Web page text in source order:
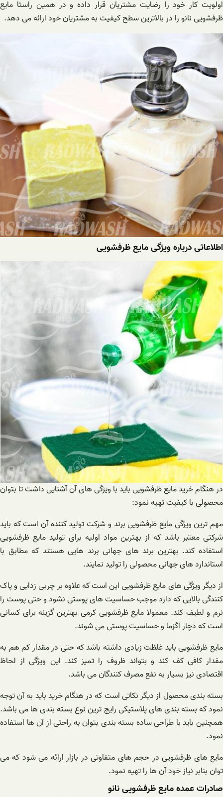
اولویت کار خود را رضایت مشتریان قرار داده و در همین راستا مایع
ظرفشویی نانو را در بالاترین سطح کیفیت به مشتریان خود ارائه می دهد.
اطلاعاتی درباره ویژگی مایع ظرفشویی
در هنگام خرید مایع ظرفشویی باید با ویژگی های آن آشنایی داشت تا بتوان
محصولی با کیفیت تهیه نمود:
مهم ترین ویژگی مایع ظرفشویی برند و شرکت تولید کننده آن است که باید
شرکتی معتبر باشد که از بهترین مواد اولیه برای تولید مایع ظرفشویی
استفاده کند. بهترین برند های جهانی برند هایی هستند که مطابق با
استاندارد های جهانی محصولی را تولید نمایند.
از دیگر ویژگی های مایع ظرفشویی این است که علاوه بر چربی زدایی و پاک
کنندگی بالایی که دارد موجب حساسیت های پوستی نشود و حتی پوست را
نرم و لطیف کند. معمولا مایع ظرفشویی کرمی بهترین گزینه برای کسانی
است که دچار اگزما و حساسیت پوستی می شوند.
مایع ظرفشویی باید غلظت زیادی داشته باشد که حتی در مقدار کم هم به
مقدار کافی کف کند و بتواند ظروف را تمیز کند. این ویژگی از لحاظ
اقتصادی نیز بسیار به نفع مصرف کنندگان می باشد.
بسته بندی محصول از دیگر نکاتی است که در هنگام خرید باید به آن توجه
نمود که بسته بندی های پلاستیکی رایج ترین نوع بسته بندی ها می باشد.
همچنین باید با طراحی ساده بسته بندی بتوان به راحتی از آن ها استفاده
نمود.
مایع های ظرفشویی در حجم های متفاوتی در بازار ارائه می شود که می
توان بنابر نیاز خود آن ها را تهیه نمود.
صادرات عمده مایع ظرفشویی نانو